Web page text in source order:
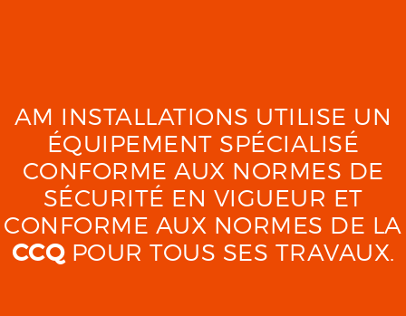
AM INSTALLATIONS UTILISE UN
ÉQUIPEMENT SPÉCIALISÉ
CONFORME AUX NORMES DE
SÉCURITÉ EN VIGUEUR ET
CONFORME AUX NORMES DE LA
CCQPOUR TOUS SES TRAVAUX.